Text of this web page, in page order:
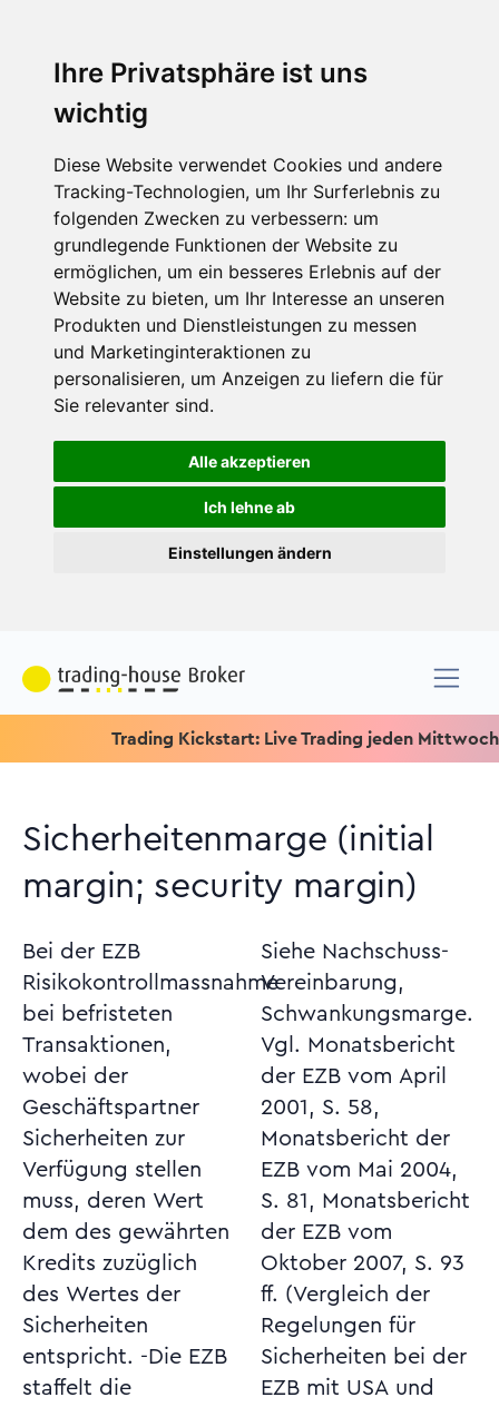
Ihre Privatsphäre ist uns
wichtig
Diese Website verwendet Cookies und andere
Tracking-Technologien, um Ihr Surferlebnis zu
folgenden Zwecken zu verbessern: um
grundlegende Funktionen der Website zu
ermöglichen, um ein besseres Erlebnis auf der
Website zu bieten, um Ihr Interesse an unseren
Produkten und Dienstleistungen zu messen
und Marketinginteraktionen zu
personalisieren, um Anzeigen zu liefern die für
Sie relevanter sind.
Alle akzeptieren
Ich lehne ab
Einstellungen ändern
Trading Kickstart: Live Trading jeden Mittwoch um
Sicherheitenmarge (initial
margin; security margin)
Bei der EZB
Risikokontrollmassnahme
bei befristeten
Transaktionen,
wobei der
Geschäftspartner
Sicherheiten zur
Verfügung stellen
muss, deren Wert
dem des gewährten
Kredits zuzüglich
des Wertes der
Sicherheiten
entspricht. -Die EZB
staffelt die
Siehe Nachschuss-
Vereinbarung,
Schwankungsmarge.
Vgl. Monatsbericht
der EZB vom April
2001, S. 58,
Monatsbericht der
EZB vom Mai 2004,
S. 81, Monatsbericht
der EZB vom
Oktober 2007, S. 93
ff. (Vergleich der
Regelungen für
Sicherheiten bei der
EZB mit USA und